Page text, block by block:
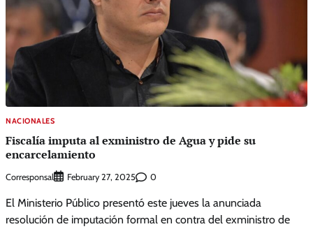
NACIONALES
Fiscalía imputa al exministro de Agua y pide su
encarcelamiento
Corresponsal February 27, 2025 0
El Ministerio Público presentó este jueves la anunciada
resolución de imputación formal en contra del exministro de